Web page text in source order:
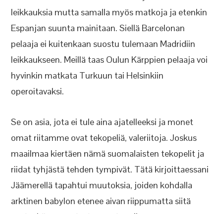
leikkauksia mutta samalla myös matkoja ja etenkin
Espanjan suunta mainitaan. Siellä Barcelonan
pelaaja ei kuitenkaan suostu tulemaan Madridiin
leikkaukseen. Meillä taas Oulun Kärppien pelaaja voi
hyvinkin matkata Turkuun tai Helsinkiin
operoitavaksi.
Se on asia, jota ei tule aina ajatelleeksi ja monet
omat riitamme ovat tekopeliä, valeriitoja. Joskus
maailmaa kiertäen nämä suomalaisten tekopelit ja
riidat tyhjästä tehden tympivät. Tätä kirjoittaessani
Jäämerellä tapahtui muutoksia, joiden kohdalla
arktinen babylon etenee aivan riippumatta siitä